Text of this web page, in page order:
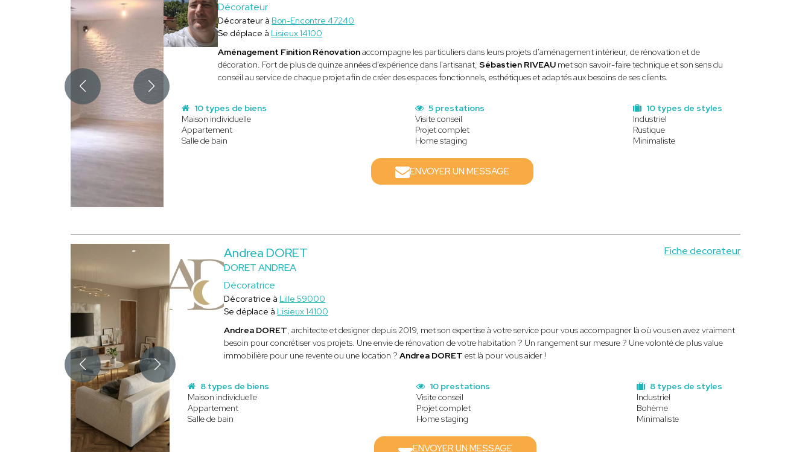
Décorateur
Décorateur à Bon-Encontre 47240
Se déplace à Lisieux 14100
Aménagement Finition Rénovationaccompagne les particuliers dans leurs projets d'aménagement intérieur, de rénovation et de
décoration. Fort de plus de quinze années d'expérience dans l'artisanat,Sébastien RIVEAU met son savoir-faire technique et son sens du
conseil au service de chaque projet afin de créer des espaces fonctionnels, esthétiques et adaptés aux besoins de ses clients.
10 types de biens
Maison individuelle
Appartement
Salle de bain
10 types de styles
Industriel
Rustique
Minimaliste
5 prestations
Visite conseil
Projet complet
Home staging
ENVOYER UN MESSAGE
Andrea DORET
DORET ANDREA
Décoratrice
Fiche decorateur
Décoratrice à Lille 59000
Se déplace à Lisieux 14100
Andrea DORET, architecte et designer depuis 2019, met son expertise à votre service pour vous accompagner là où vous en avez vraiment
besoin pour concrétiser vos projets. Une envie de rénovation de votre habitation ? Un rangement sur mesure ? Une volonté de plus value
immobilière pour une revente ou une location ?Andrea DORETest là pour vous aider !
8 types de biens
Maison individuelle
Appartement
Salle de bain
8 types de styles
Industriel
Bohème
Minimaliste
10 prestations
Visite conseil
Projet complet
Home staging
ENVOYER UN MESSAGE